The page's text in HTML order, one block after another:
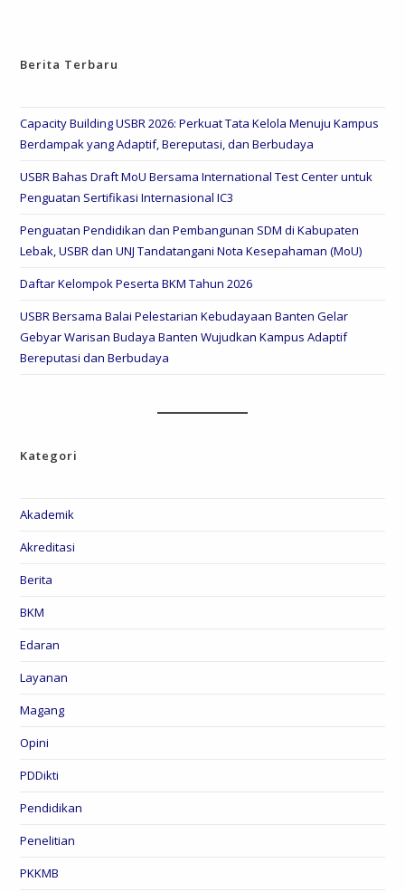
Berita Terbaru
Capacity Building USBR 2026: Perkuat Tata Kelola Menuju Kampus
Berdampak yang Adaptif, Bereputasi, dan Berbudaya
USBR Bahas Draft MoU Bersama International Test Center untuk
Penguatan Sertifikasi Internasional IC3
Penguatan Pendidikan dan Pembangunan SDM di Kabupaten
Lebak, USBR dan UNJ Tandatangani Nota Kesepahaman (MoU)
Daftar Kelompok Peserta BKM Tahun 2026
USBR Bersama Balai Pelestarian Kebudayaan Banten Gelar
Gebyar Warisan Budaya Banten Wujudkan Kampus Adaptif
Bereputasi dan Berbudaya
Kategori
Akademik
Akreditasi
Berita
BKM
Edaran
Layanan
Magang
Opini
PDDikti
Pendidikan
Penelitian
PKKMB